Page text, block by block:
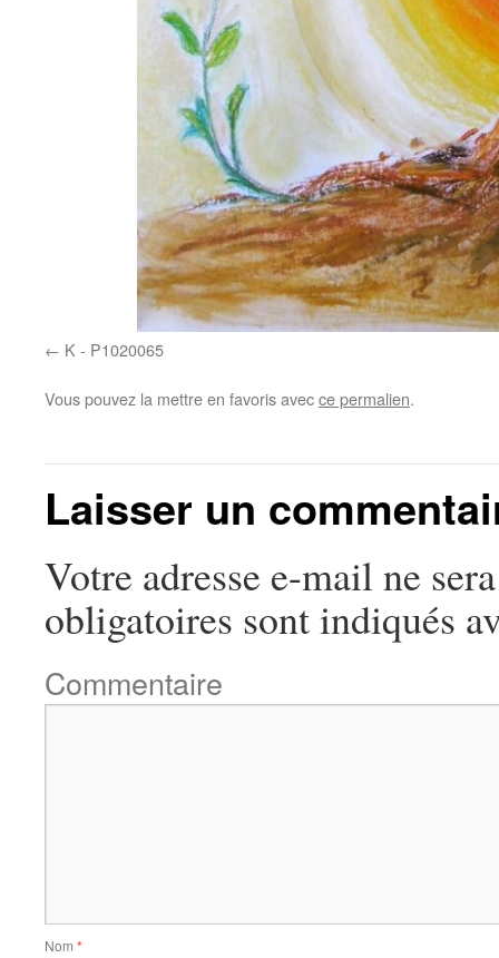
K - P1020065
Vous pouvez la mettre en favoris avecce permalien.
Laisser un
Votre adresse e-mail ne
obligatoires sont indiqués
Commentaire
Nom *